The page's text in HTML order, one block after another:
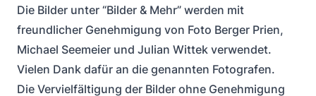
Die Bilder unter “Bilder & Mehr” werden mit
freundlicher Genehmigung von Foto Berger Prien,
Michael Seemeier und Julian Wittek verwendet.
Vielen Dank dafür an die genannten Fotografen.
Die Vervielfältigung der Bilder ohne Genehmigung